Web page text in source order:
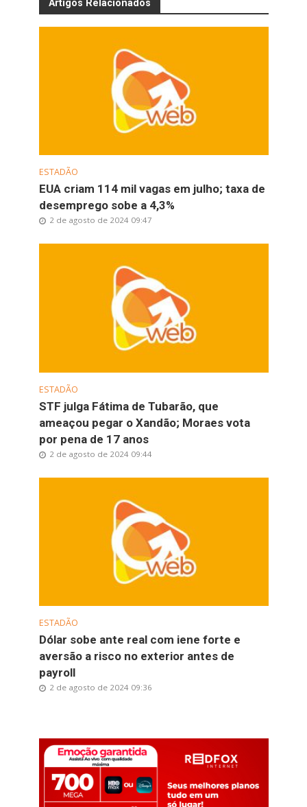
Artigos Relacionados
ESTADÃO
EUA criam 114 mil vagas em julho; taxa de
desemprego sobe a 4,3%
2 de agosto de 2024 09:47
ESTADÃO
STF julga Fátima de Tubarão, que
ameaçou pegar o Xandão; Moraes vota
por pena de 17 anos
2 de agosto de 2024 09:44
ESTADÃO
Dólar sobe ante real com iene forte e
aversão a risco no exterior antes de
payroll
2 de agosto de 2024 09:36